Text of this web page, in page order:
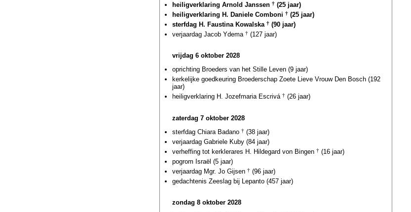
heiligverklaring Arnold Janssen † (25 jaar)
heiligverklaring H. Daniele Comboni † (25 jaar)
sterfdag H. Faustina Kowalska † (90 jaar)
verjaardag Jacob Ydema † (127 jaar)
vrijdag 6 oktober 2028
oprichting Broeders van het Stille Leven (9 jaar)
kerkelijke goedkeuring Broederschap Zoete Lieve Vrouw Den Bosch (192
jaar)
heiligverklaring H. Jozefmaria Escrivá † (26 jaar)
zaterdag 7 oktober 2028
sterfdag Chiara Badano † (38 jaar)
verjaardag Gabriele Kuby (84 jaar)
verheffing tot kerklerares H. Hildegard von Bingen † (16 jaar)
pogrom Israël (5 jaar)
verjaardag Mgr. Jo Gijsen † (96 jaar)
gedachtenis Zeeslag bij Lepanto (457 jaar)
zondag 8 oktober 2028